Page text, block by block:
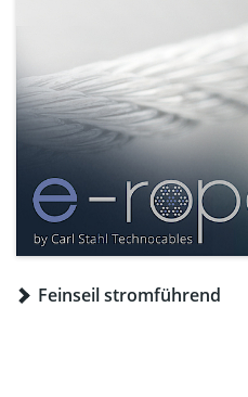
Feinseil stromführend